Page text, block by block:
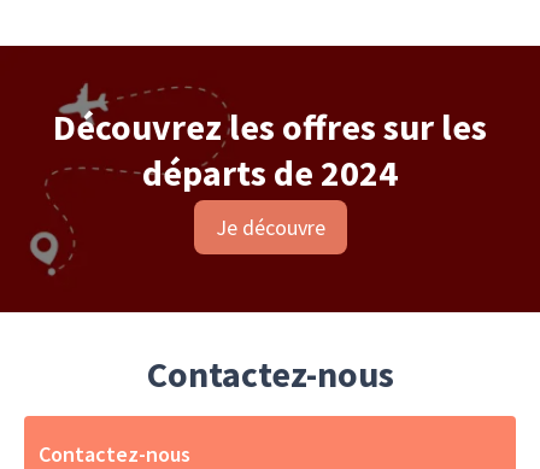
Découvrez les offres sur les
départs de 2024
Je découvre
Contactez-nous
Contactez-nous